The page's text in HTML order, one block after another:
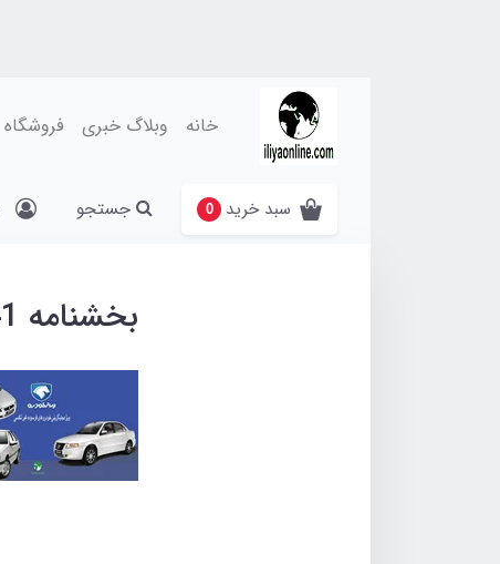
خانه وبلاگ خبری فروشگاه
سبد خرید 0 جستجو
بخشنامه 45441